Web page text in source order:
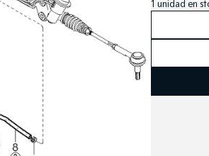
1 unidad en